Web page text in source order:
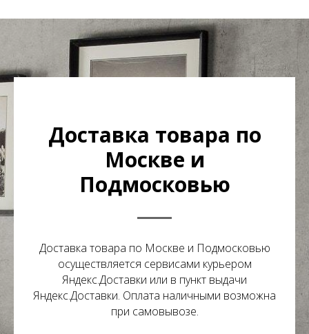
Доставка товара по
Москве и
Подмосковью
Доставка товара по Москве и Подмосковью
осуществляется сервисами курьером
Яндекс.Доставки или в пункт выдачи
Яндекс.Доставки. Оплата наличными возможна
при самовывозе.